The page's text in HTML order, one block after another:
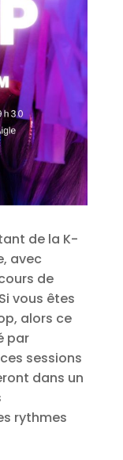
de la K-
avec
de
vous êtes
alors ce
par
sessions
dans un
rythmes